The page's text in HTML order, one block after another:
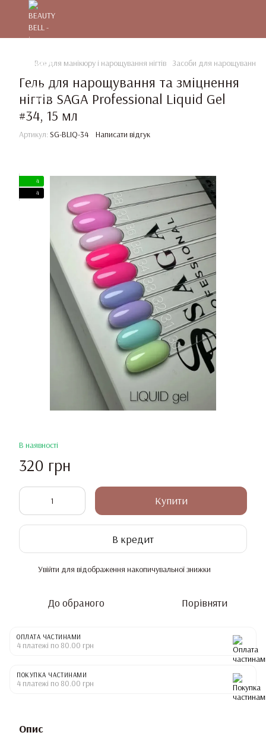
Все для манікюру і нарощування нігтів Засоби для нарощування та
Гель для нарощування та зміцнення
нігтів SAGA Professional Liquid Gel
#34, 15 мл
Артикул: SG-BLIQ-34 Написати відгук
4
4
В наявності
320 грн
Купити
В кредит
Увійти для відображення накопичувальної знижки
До обраного Порівняти
ОПЛАТА ЧАСТИНАМИ
4 платежі по 80.00 грн
ПОКУПКА ЧАСТИНАМИ
4 платежі по 80.00 грн
Опис